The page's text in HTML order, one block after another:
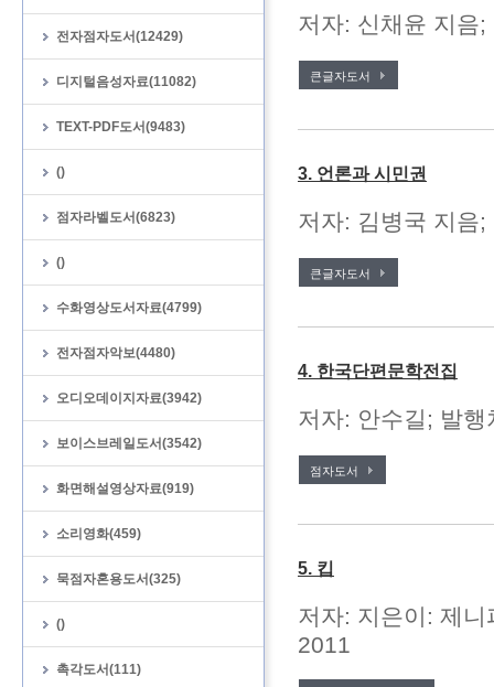
전자점자도서(12429)
디지털음성자료(11082)
TEXT-PDF도서(9483)
()
점자라벨도서(6823)
()
수화영상도서자료(4799)
전자점자악보(4480)
오디오데이지자료(3942)
보이스브레일도서(3542)
화면해설영상자료(919)
소리영화(459)
묵점자혼용도서(325)
()
촉각도서(111)
저자: 신채윤 지음
큰글자도서
3. 언론과 시민권
저자: 김병국 지음
큰글자도서
4. 한국단편문학전집
저자: 안수길; 발
점자도서
5. 킵
저자: 지은이: 제
2011